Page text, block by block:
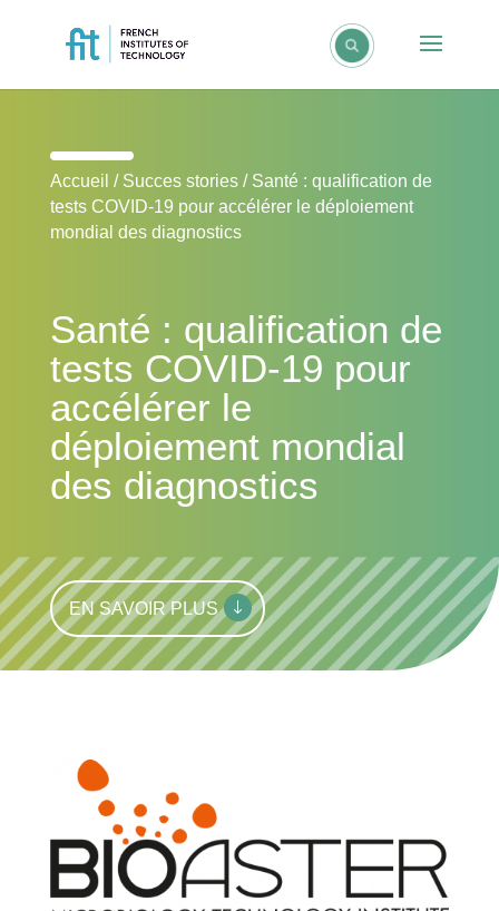
Accueil / Succes stories/ Santé : qualification de
tests COVID-19 pour accélérer le déploiement
mondial des diagnostics
Santé : qualification de
tests COVID-19 pour
accélérer le
déploiement mondial
des diagnostics
EN SAVOIR PLUS